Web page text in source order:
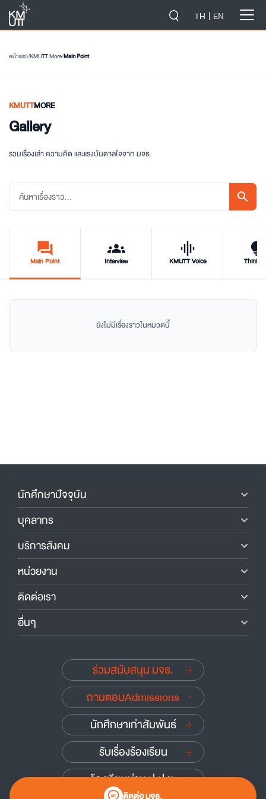
TH EN
หน้าแรก/KMUTT More/Main Point
KMUTTMORE
Gallery
รวมเรื่องเล่า ความคิด และแรงบันดาลใจจาก มจธ.
search
forum
Main Point
groups
Interview
graphic_eq
KMUTT Voice Think
ยังไม่มีเรื่องราวในหมวดนี้
ติดต่อ มจธ.
นักศึกษาปัจจุบัน
บุคลากร
บริการสังคม
หน่วยงาน
ติดต่อเรา
อื่นๆ
ร่วมสนับสนุน มจธ.
ถามตอบAdmissions
นักศึกษาเก่าสัมพันธ์
รับเรื่องร้องเรียน
ร้องเรียนผ่าน ป.ป.ช.